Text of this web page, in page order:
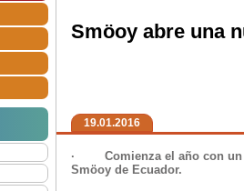
Smöoy abre una
19.01.2016
· Comienza el año con
Smöoy de Ecuador.